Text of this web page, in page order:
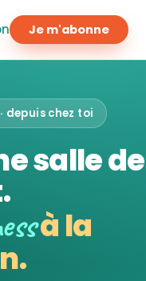
Je m'abonne
depuis chez toi
salle de
à la